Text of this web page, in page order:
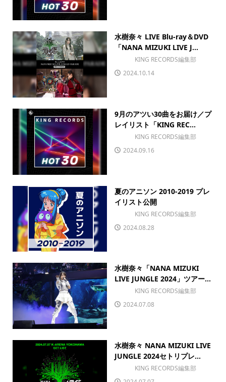
水樹奈々 LIVE Blu-ray＆DVD
「NANA MIZUKI LIVE J...
KING RECORDS編集部
2024.10.14
9月のアツい30曲をお届け／プ
レイリスト「KING REC...
KING RECORDS編集部
2024.09.16
夏のアニソン 2010-2019 プレ
イリスト公開
KING RECORDS編集部
2024.08.28
水樹奈々「NANA MIZUKI
LIVE JUNGLE 2024」ツアー...
KING RECORDS編集部
2024.07.08
水樹奈々 NANA MIZUKI LIVE
JUNGLE 2024セトリプレ...
KING RECORDS編集部